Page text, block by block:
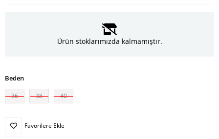
Ürün stoklarımızda kalmamıştır.
Beden
36 38 40
Favorilere Ekle